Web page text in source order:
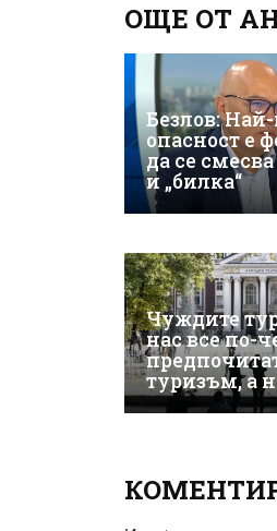
ОЩЕ ОТ
Безлов:
опасност е
да се
и „билка“
Чуждите
нас все по-
туризъм, а